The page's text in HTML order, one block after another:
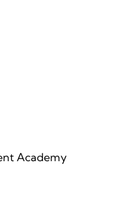
Academy